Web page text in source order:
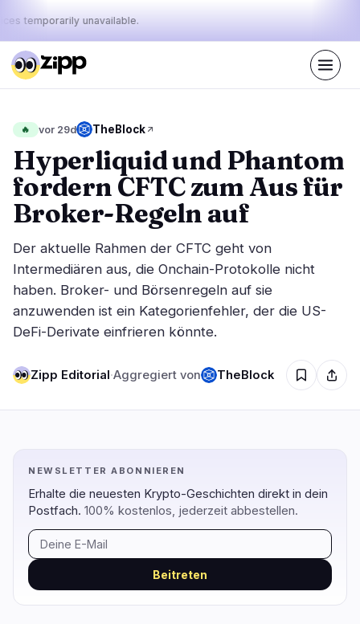
temporarily unavailable.
Der Puls
von
heute:
Nachrichten
Eilmeldungen 34
Ausgewählte Geschichten 0
Rankings
Märkte
Marktanalyse 14
ETFs
Makro 8
Regierung 12
Recht 2
Steuer
1
Exploits 0
🔥 vor 29d TheBlock
Hyperliquid und Phantom
fordern CFTC zum Aus für
Broker-Regeln auf
Der aktuelle Rahmen der CFTC geht von
Intermediären aus, die Onchain-Protokolle nicht
haben. Broker- und Börsenregeln auf sie
anzuwenden ist ein Kategorienfehler, der die US-
DeFi-Derivate einfrieren könnte.
Zipp Editorial·Aggregiert von TheBlock
NEWSLETTER ABONNIEREN
Erhalte die neuesten Krypto-Geschichten direkt in dein
Postfach. 100% kostenlos, jederzeit abbestellen.
Beitreten